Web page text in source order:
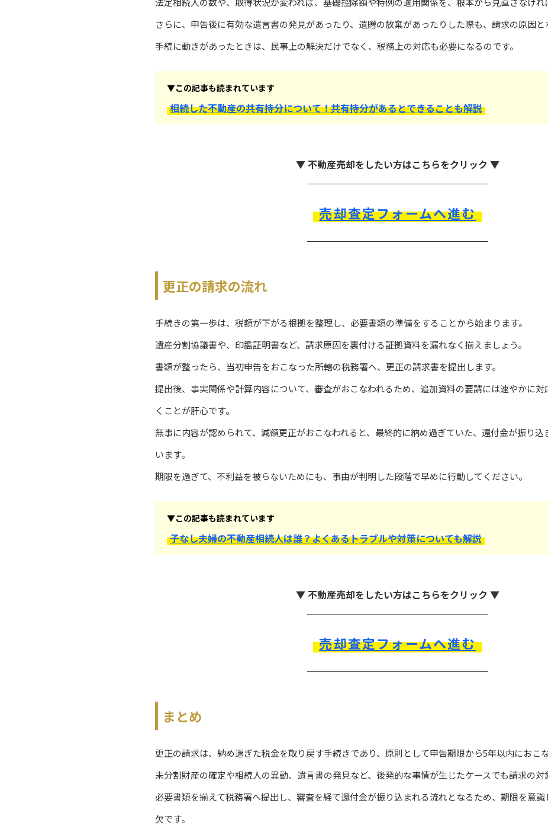
さらに、申告後に有効な遺言書の発見があったり、遺贈の放棄があったりした際も、請求の原因と
手続に動きがあったときは、民事上の解決だけでなく、税務上の対応も必要になるのです。
▼この記事も読まれています
相続した不動産の共有持分について！共有持分があるとできることも解説
▼ 不動産売却をしたい方はこちらをクリック ▼
売却査定フォームへ進む
更正の請求の流れ
手続きの第一歩は、税額が下がる根拠を整理し、必要書類の準備をすることから始まります。
遺産分割協議書や、印鑑証明書など、請求原因を裏付ける証拠資料を漏れなく揃えましょう。
書類が整ったら、当初申告をおこなった所轄の税務署へ、更正の請求書を提出します。
提出後、事実関係や計算内容について、審査がおこなわれるため、追加資料の要請には速やかに
くことが肝心です。
無事に内容が認められて、減額更正がおこなわれると、最終的に納め過ぎていた、還付金が振り込
います。
期限を過ぎて、不利益を被らないためにも、事由が判明した段階で早めに行動してください。
▼この記事も読まれています
子なし夫婦の不動産相続人は誰？よくあるトラブルや対策についても解説
▼ 不動産売却をしたい方はこちらをクリック ▼
売却査定フォームへ進む
まとめ
更正の請求は、納め過ぎた税金を取り戻す手続きであり、原則として申告期限から5年以内におこ
未分割財産の確定や相続人の異動、遺言書の発見など、後発的な事情が生じたケースでも請求の対
必要書類を揃えて税務署へ提出し、審査を経て還付金が振り込まれる流れとなるため、期限を意
欠です。